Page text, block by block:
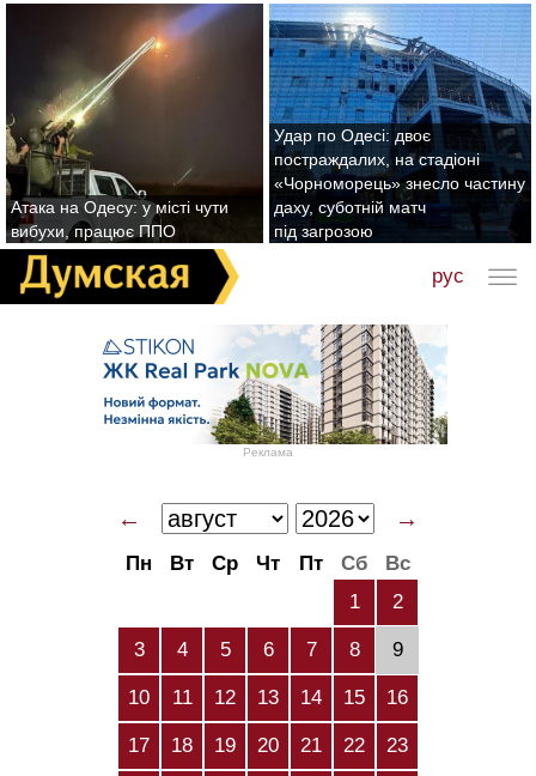
Атака на Одесу: у місті чути
вибухи, працює ППО
Удар по Одесі: двоє
постраждалих, на стадіоні
«Чорноморець» знесло частину
даху, суботній матч
під загрозою
рус
Реклама
← →
Пн Вт Ср Чт Пт Сб
Вс
1
2
3 4 5 6 7 8 9
10 11 12 13 14 15 16
17 18 19 20 21 22 23